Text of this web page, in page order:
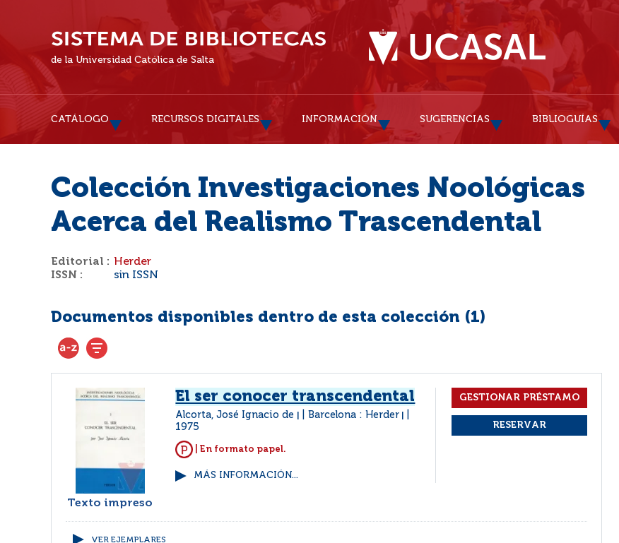
de la Universidad Católica de Salta
CATÁLOGO RECURSOS DIGITALES INFORMACIÓN SUGERENCIAS BIBLIOGUÍAS
Colección Investigaciones Noológicas
Acerca del Realismo Trascendental
Editorial : Herder
ISSN :
sin ISSN
Documentos disponibles dentro de esta colección (1)
Texto impreso
El ser conocer transcendental
Alcorta, José Ignacio de Barcelona : Herder
1975
| En formato papel.
MÁS INFORMACIÓN...
VER EJEMPLARES